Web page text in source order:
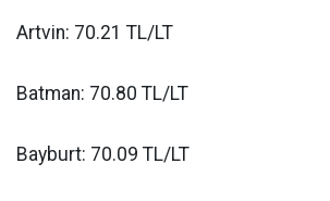
Artvin: 70.21 TL/LT
Batman: 70.80 TL/LT
Bayburt: 70.09 TL/LT